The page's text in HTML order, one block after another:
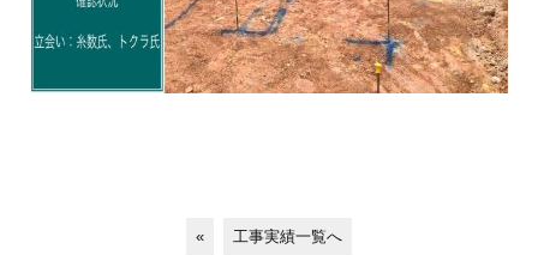
« 工事実績一覧へ